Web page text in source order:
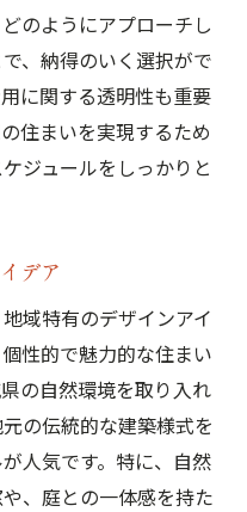
のようにアプローチし
、納得のいく選択がで
に関する透明性も重要
住まいを実現するため
ジュールをしっかりと
デア
域特有のデザインアイ
性的で魅力的な住まい
の自然環境を取り入れ
の伝統的な建築様式を
人気です。特に、自然
、庭との一体感を持た